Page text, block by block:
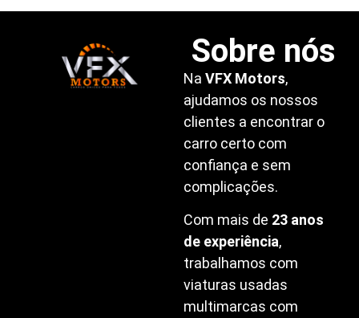
Sobre nós
NaVFX Motors,
ajudamos os nossos
clientes a encontrar o
carro certo com
confiança e sem
complicações.
Com mais de 23 anos
de experiência,
trabalhamos com
viaturas usadas
multimarcas com